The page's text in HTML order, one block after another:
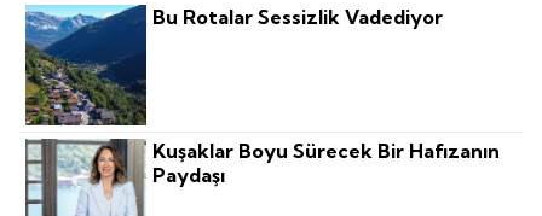
Bu Rotalar Sessizlik Vadediyor
Kuşaklar Boyu Sürecek Bir Hafızanın
Paydaşı